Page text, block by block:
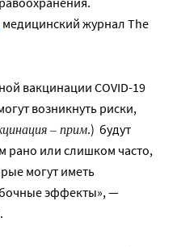
медицинский журнал The
вакцинации COVID-19
возникнуть риски,
– прим.) будут
рано или слишком часто,
могут иметь
эффекты», —